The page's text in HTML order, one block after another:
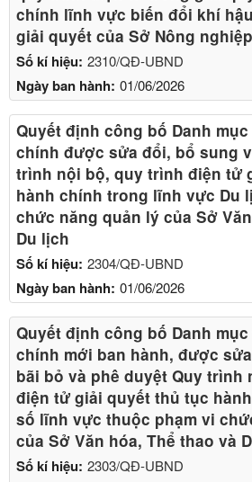
Số kí hiệu: 2310/QĐ-UBND
Ngày ban hành: 01/06/2026
chính lĩnh vực biến đổi khí
giải quyết của Sở Nông
Số kí hiệu: 2304/QĐ-UBND
Ngày ban hành: 01/06/2026
Quyết định công bố Danh
chính được sửa đổi, bổ sung
trình nội bộ, quy trình điện tử
hành chính trong lĩnh vực Du
chức năng quản lý của Sở
Du lịch
Số kí hiệu: 2303/QĐ-UBND
Quyết định công bố Danh
chính mới ban hành, được
bãi bỏ và phê duyệt Quy trình
điện tử giải quyết thủ tục
số lĩnh vực thuộc phạm vi
của Sở Văn hóa, Thể thao và